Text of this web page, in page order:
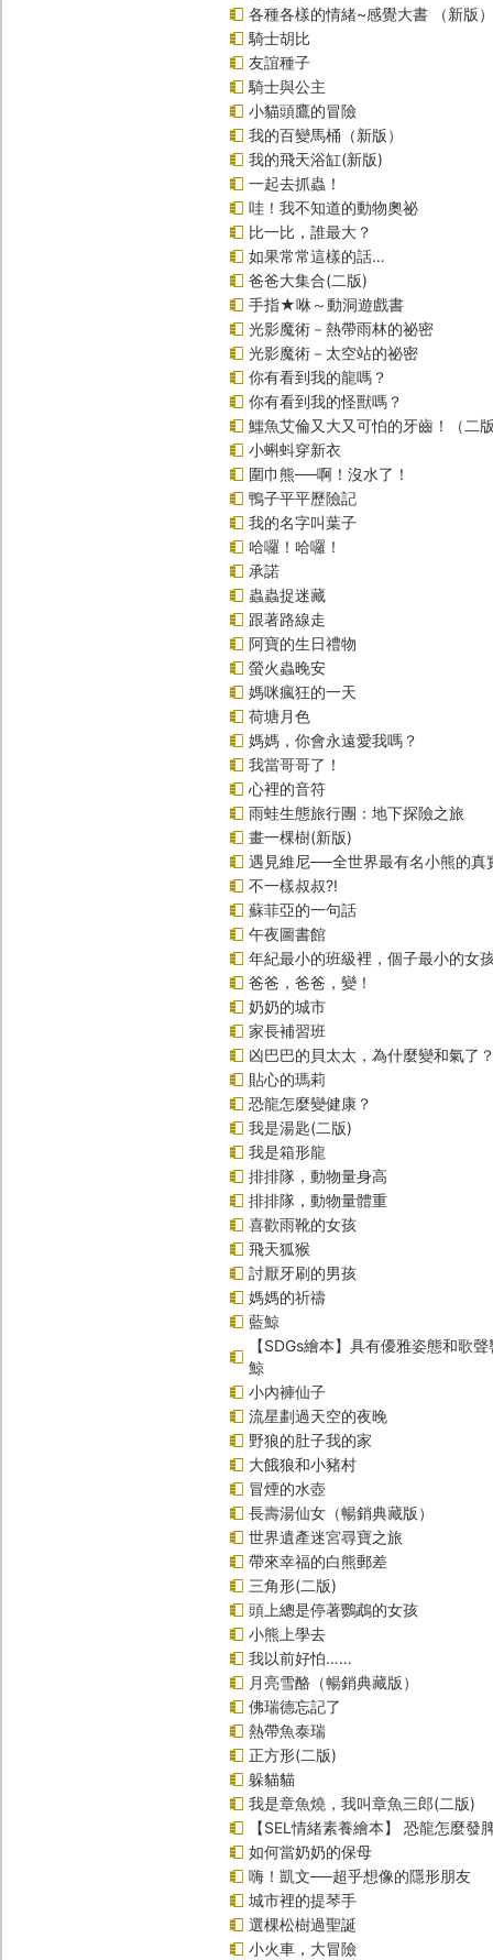
各種各樣的情緒~感覺大書 （新版）
騎士胡比
友誼種子
騎士與公主
小貓頭鷹的冒險
我的百變馬桶（新版）
我的飛天浴缸(新版)
一起去抓蟲！
哇！我不知道的動物奧祕
比一比，誰最大？
如果常常這樣的話…
爸爸大集合(二版)
手指★咻～動洞遊戲書
光影魔術－熱帶雨林的祕密
光影魔術－太空站的祕密
你有看到我的龍嗎？
你有看到我的怪獸嗎？
鱷魚艾倫又大又可怕的牙齒！（二
小蝌蚪穿新衣
圍巾熊──啊！沒水了！
鴨子平平歷險記
我的名字叫葉子
哈囉！哈囉！
承諾
蟲蟲捉迷藏
跟著路線走
阿寶的生日禮物
螢火蟲晚安
媽咪瘋狂的一天
荷塘月色
媽媽，你會永遠愛我嗎？
我當哥哥了！
心裡的音符
雨蛙生態旅行團：地下探險之旅
畫一棵樹(新版)
遇見維尼──全世界最有名小熊的真
不一樣叔叔?!
蘇菲亞的一句話
午夜圖書館
年紀最小的班級裡，個子最小的女
爸爸，爸爸，變！
奶奶的城市
家長補習班
凶巴巴的貝太太，為什麼變和氣了
貼心的瑪莉
恐龍怎麼變健康？
我是湯匙(二版)
我是箱形龍
排排隊，動物量身高
排排隊，動物量體重
喜歡雨靴的女孩
飛天狐猴
討厭牙刷的男孩
媽媽的祈禱
藍鯨
【SDGs繪本】具有優雅姿態和歌
鯨
小內褲仙子
流星劃過天空的夜晚
野狼的肚子我的家
大餓狼和小豬村
冒煙的水壺
長壽湯仙女（暢銷典藏版）
世界遺產迷宮尋寶之旅
帶來幸福的白熊郵差
三角形(二版)
頭上總是停著鸚鵡的女孩
小熊上學去
我以前好怕……
月亮雪酪（暢銷典藏版）
佛瑞德忘記了
熱帶魚泰瑞
正方形(二版)
躲貓貓
我是章魚燒，我叫章魚三郎(二版)
【SEL情緒素養繪本】 恐龍怎麼發
如何當奶奶的保母
嗨！凱文──超乎想像的隱形朋友
城市裡的提琴手
選棵松樹過聖誕
小火車，大冒險